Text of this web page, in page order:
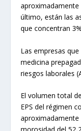
último, están las
que concentran
Las empresas
medicina
riesgos laborales
El volumen total
EPS del régimen
aproximadamente